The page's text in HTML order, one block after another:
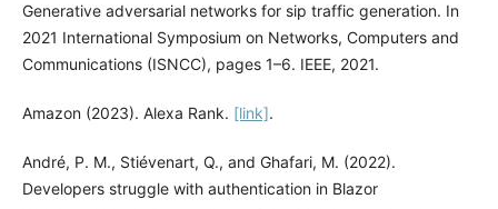
Generative adversarial networks for sip traffic generation. In
2021 International Symposium on Networks, Computers and
Communications (ISNCC), pages 1–6. IEEE, 2021.
Amazon (2023). Alexa Rank. [link].
André, P. M., Stiévenart, Q., and Ghafari, M. (2022).
Developers struggle with authentication in Blazor